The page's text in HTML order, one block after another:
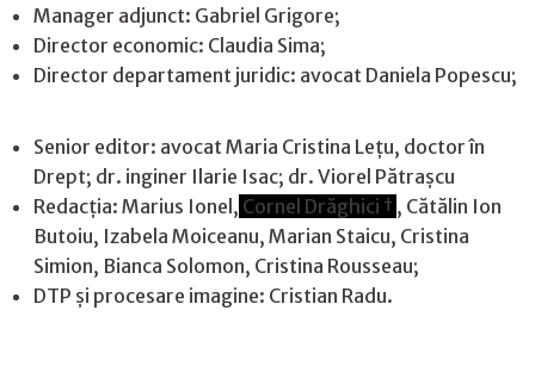
Manager adjunct: Gabriel Grigore;
Director economic: Claudia Sima;
Director departament juridic: avocat Daniela Popescu;
Senior editor: avocat Maria Cristina Leţu, doctor în
Drept; dr. inginer Ilarie Isac; dr. Viorel Pătrașcu
Redacţia: Marius Ionel, Cornel Drăghici † , Cătălin Ion
Butoiu, Izabela Moiceanu, Marian Staicu, Cristina
Simion, Bianca Solomon, Cristina Rousseau;
DTP și procesare imagine: Cristian Radu.